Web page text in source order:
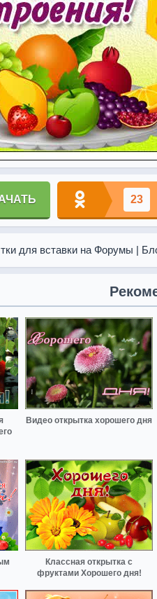
23
для вставки на Форумы |
Видео открытка хорошего дня
Классная открытка с
фруктами Хорошего дня!